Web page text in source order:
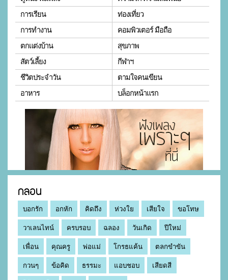
การเรียน
การทำงาน
ตกแต่งบ้าน
สัตว์เลี้ยง
ชีวิตประจำวัน
อาหาร
ท่องเที่ยว
คอมพิวเตอร์ มือถือ
สุขภาพ
กีฬาฯ
ตามใจคนเขียน
บล็อกหน้าแรก
กลอน
บอกรัก อกหัก คิดถึง ห่วงใย เสียใจ ขอโทษ
วาเลนไทน์ ครบรอบ ฉลอง วันเกิด ปีใหม่
เพื่อน คุณครู พ่อแม่ โกรธแค้น ตลกขำขัน
กวนๆ ข้อคิด ธรรมะ แอบชอบ เสียดสี